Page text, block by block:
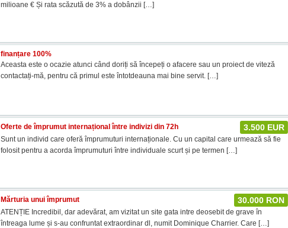
milioane € Și rata scăzută de 3% a dobânzii […]
finanțare 100%
Aceasta este o ocazie atunci când doriți să începeți o afacere sau un proiect de viteză
contactați-mă, pentru că primul este întotdeauna mai bine servit. […]
3.500 EUR
Oferte de împrumut internațional între indivizi din 72h
Sunt un individ care oferă împrumuturi internaționale. Cu un capital care urmează să fie
folosit pentru a acorda împrumuturi între individuale scurt și pe termen […]
30.000 RON
Mărturia unui împrumut
ATENȚIE Incredibil, dar adevărat, am vizitat un site gata intre deosebit de grave în
întreaga lume și s-au confruntat extraordinar dl, numit Dominique Charrier. Care […]